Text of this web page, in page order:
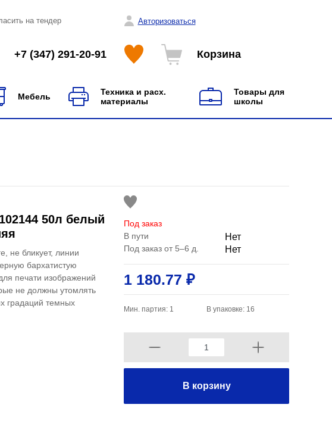
на тендер Авторизоваться
+7 (347) 291-20-91 Корзина
Мебель
Техника и расх.
материалы
Товары для
школы
50л белый
не бликует, линии
бархатистую
печати изображений
не должны утомлять
градаций темных
Под заказ
В пути
Нет
Под заказ от 5–6 д. Нет
1 180.77 ₽
Мин. партия: 1 В упаковке: 16
В корзину